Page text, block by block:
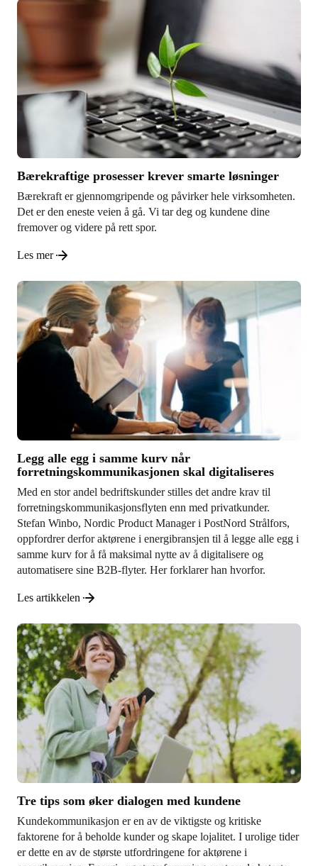
Bærekraftige prosesser krever smarte løsninger
Bærekraft er gjennomgripende og påvirker hele virksomheten.
Det er den eneste veien å gå. Vi tar deg og kundene dine
fremover og videre på rett spor.
Les mer
Legg alle egg i samme kurv når
forretningskommunikasjonen skal digitaliseres
Med en stor andel bedriftskunder stilles det andre krav til
forretningskommunikasjonsflyten enn med privatkunder.
Stefan Winbo, Nordic Product Manager i PostNord Strålfors,
oppfordrer derfor aktørene i energibransjen til å legge alle egg i
samme kurv for å få maksimal nytte av å digitalisere og
automatisere sine B2B-flyter. Her forklarer han hvorfor.
Les artikkelen
Tre tips som øker dialogen med kundene
Kundekommunikasjon er en av de viktigste og kritiske
faktorene for å beholde kunder og skape lojalitet. I urolige tider
er dette en av de største utfordringene for aktørene i